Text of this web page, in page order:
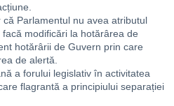
Parlamentul nu avea atributul
modificări la hotărârea de
hotărârii de Guvern prin care
de alertă.
a forului legislativ în activitatea
flagrantă a principiului separației